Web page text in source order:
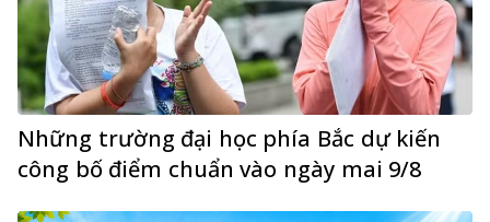
Những trường đại học phía Bắc dự kiến
công bố điểm chuẩn vào ngày mai 9/8